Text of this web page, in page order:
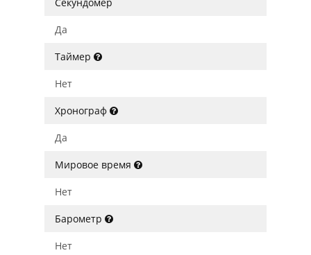
Да
Таймер
Нет
Хронограф
Да
Мировое время
Нет
Барометр
Нет